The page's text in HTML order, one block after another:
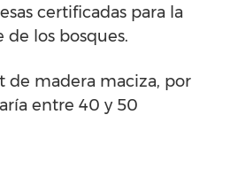
certificadas para la
de los bosques.
de madera maciza, por
entre 40 y 50